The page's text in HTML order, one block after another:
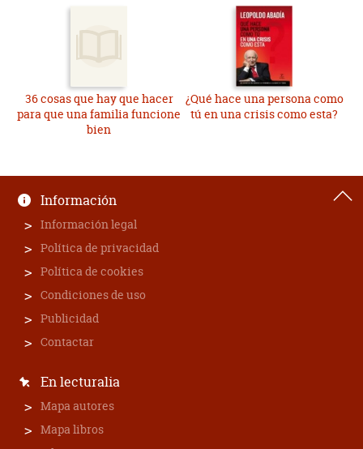
36 cosas que hay que hacer
para que una familia funcione
bien
¿Qué hace una persona como
tú en una crisis como esta?
Información
Información legal
Política de privacidad
Política de cookies
Condiciones de uso
Publicidad
Contactar
En lecturalia
Mapa autores
Mapa libros